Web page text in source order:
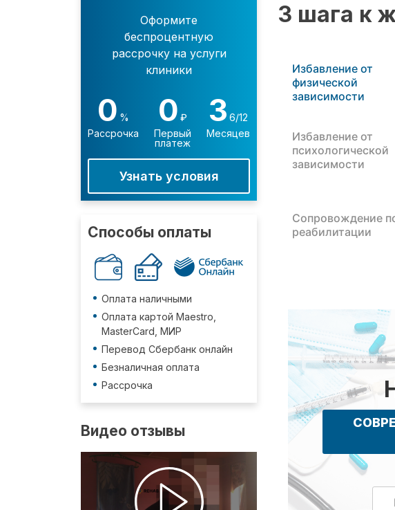
Оформите
беспроцентную
рассрочку на услуги
клиники
0 %
Рассрочка
0 ₽
Первый
платеж
3 6/12
Месяцев
Узнать условия
Способы оплаты
Оплата наличными
Оплата картой Maestro,
MasterCard, МИР
Перевод Сбербанк онлайн
Безналичная оплата
Рассрочка
Видео отзывы
3 шага к
Избавление от
физической
зависимости
Избавление от
психологической
зависимости
Сопровождение
реабилитации